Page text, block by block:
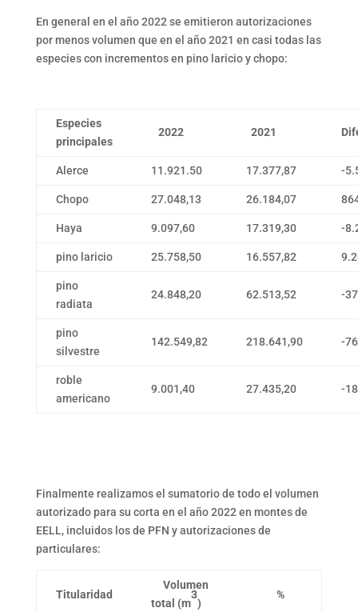
En general en el año 2022 se emitieron autorizaciones
por menos volumen que en el año 2021 en casi todas las
especies con incrementos en pino laricio y chopo:
Especies
principales
2022 2021
Alerce 11.921.50 17.377,87 -
Chopo 27.048,13 26.184,07
Haya 9.097,60 17.319,30 -
pino laricio 25.758,50 16.557,82
pino
radiata
24.848,20 62.513,52 -
pino
silvestre
142.549,82 218.641,90 -
roble
americano
9.001,40 27.435,20 -
Finalmente realizamos el sumatorio de todo el volumen
autorizado para su corta en el año 2022 en montes de
EELL, incluidos los de PFN y autorizaciones de
particulares:
Titularidad
Volumen
total (m
3
)
%